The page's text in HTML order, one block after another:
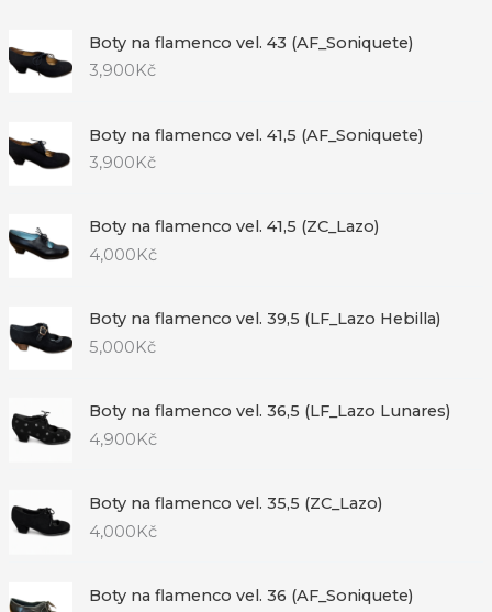
Boty na flamenco vel. 43 (AF_Soniquete)
3,900 Kč
Boty na flamenco vel. 41,5 (AF_Soniquete)
3,900 Kč
Boty na flamenco vel. 41,5 (ZC_Lazo)
4,000Kč
Boty na flamenco vel. 39,5 (LF_Lazo Hebilla)
5,000Kč
Boty na flamenco vel. 36,5 (LF_Lazo Lunares)
4,900Kč
Boty na flamenco vel. 35,5 (ZC_Lazo)
4,000Kč
Boty na flamenco vel. 36 (AF_Soniquete)